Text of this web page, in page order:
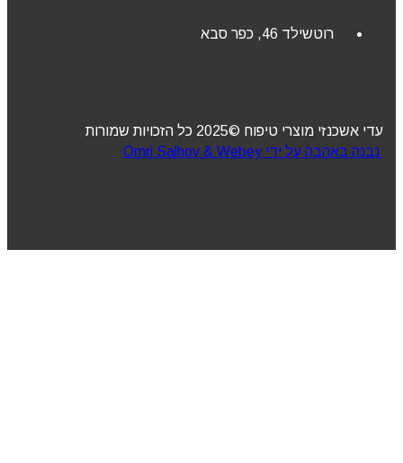
רוטשילד 46, כפר סבא
עדי אשכנזי מוצרי טיפוח ©2025 כל הזכויות שמורות
נבנה באהבה על ידי Omri Salhov & Webey